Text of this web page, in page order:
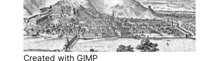
Created with GIMP